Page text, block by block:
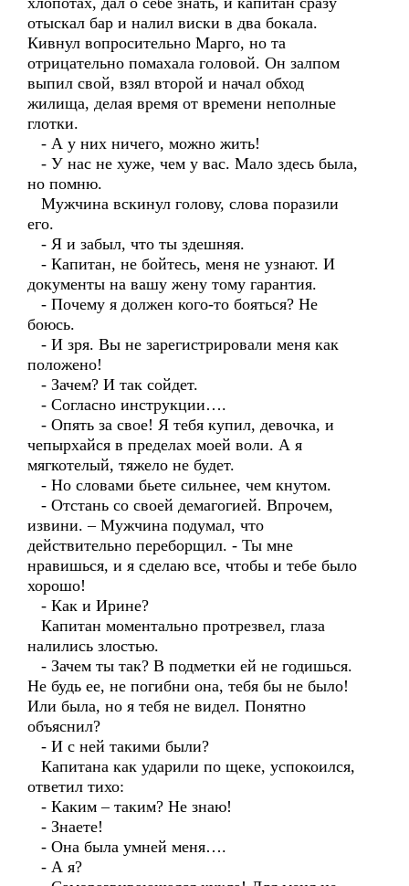
отыскал бар и налил виски в два бокала.
Кивнул вопросительно Марго, но та
отрицательно помахала головой. Он залпом
выпил свой, взял второй и начал обход
жилища, делая время от времени неполные
глотки.
- А у них ничего, можно жить!
- У нас не хуже, чем у вас. Мало здесь была,
но помню.
Мужчина вскинул голову, слова поразили
его.
- Я и забыл, что ты здешняя.
- Капитан, не бойтесь, меня не узнают. И
документы на вашу жену тому гарантия.
- Почему я должен кого-то бояться? Не
боюсь.
- И зря. Вы не зарегистрировали меня как
положено!
- Зачем? И так сойдет.
- Согласно инструкции….
- Опять за свое! Я тебя купил, девочка, и
чепырхайся в пределах моей воли. А я
мягкотелый, тяжело не будет.
- Но словами бьете сильнее, чем кнутом.
- Отстань со своей демагогией. Впрочем,
извини. – Мужчина подумал, что
действительно переборщил. - Ты мне
нравишься, и я сделаю все, чтобы и тебе было
хорошо!
- Как и Ирине?
Капитан моментально протрезвел, глаза
налились злостью.
- Зачем ты так? В подметки ей не годишься.
Не будь ее, не погибни она, тебя бы не было!
Или была, но я тебя не видел. Понятно
объяснил?
- И с ней такими были?
Капитана как ударили по щеке, успокоился,
ответил тихо:
- Каким – таким? Не знаю!
- Знаете!
- Она была умней меня….
- А я?